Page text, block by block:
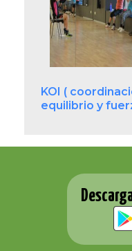
KOI (
equilibrio y